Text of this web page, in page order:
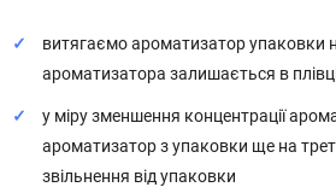
витягаємо ароматизатор упаковки
ароматизатора залишається в
у міру зменшення концентрації
ароматизатор з упаковки ще на
звільнення від упаковки